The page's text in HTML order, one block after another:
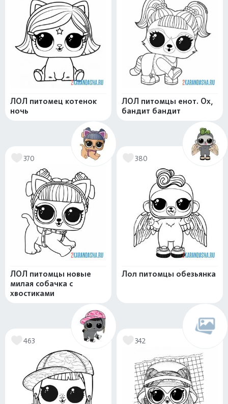
ЛОЛ питомец котенок
ночь
ЛОЛ питомцы енот. Ох,
бандит бандит
370
ЛОЛ питомцы новые
милая собачка с
хвостиками
380
Лол питомцы обезьянка
463 342